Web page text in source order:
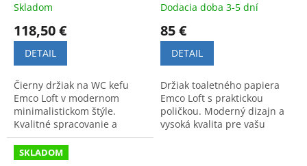
Skladom
118,50 €
DETAIL
Čierny držiak na WC kefu
Emco Loft v modernom
minimalistickom štýle.
Kvalitné spracovanie a
funkčný dizajn vhodný do
každého interiéru kúpeľne.
Dodacia doba 3-5 dní
85 €
DETAIL
Držiak toaletného papiera
Emco Loft s praktickou
poličkou. Moderný dizajn a
vysoká kvalita pre vašu
SKLADOM